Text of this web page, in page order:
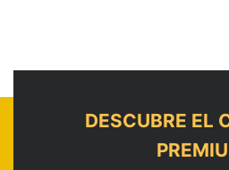
DESCUBRE EL